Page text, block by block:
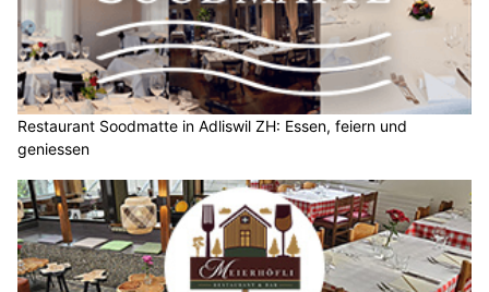
Restaurant Soodmatte in Adliswil ZH: Essen, feiern und
geniessen